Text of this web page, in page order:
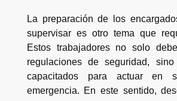
La preparación de los
supervisar es otro tema que
Estos trabajadores no solo
regulaciones de seguridad,
capacitados para actuar en
emergencia. En este sentido,